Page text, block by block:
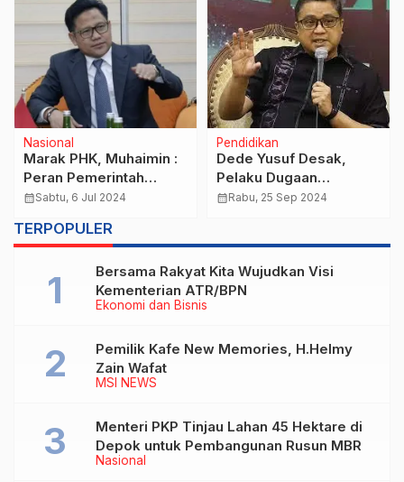
Nasional
Marak PHK, Muhaimin :
Peran Pemerintah
Diperlukan Dukung
calendar_monthSabtu, 6 Jul 2024
Pendidikan
Dede Yusuf Desak,
Pelaku Dugaan
Perundungan Siswa
calendar_monthRabu, 25 Sep 2024
TERPOPULER
Ekonomi dan Bisnis
Bersama Rakyat Kita Wujudkan Visi
Kementerian ATR/BPN
MSI NEWS
Pemilik Kafe New Memories, H.Helmy
Zain Wafat
Nasional
Menteri PKP Tinjau Lahan 45 Hektare di
Depok untuk Pembangunan Rusun MBR